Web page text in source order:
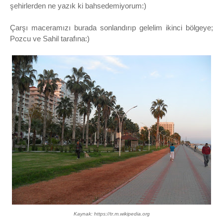
şehirlerden ne yazık ki bahsedemiyorum:)
Çarşı maceramızı burada sonlandırıp gelelim ikinci bölgeye;
Pozcu ve Sahil tarafına:)
Kaynak: https://tr.m.wikipedia.org